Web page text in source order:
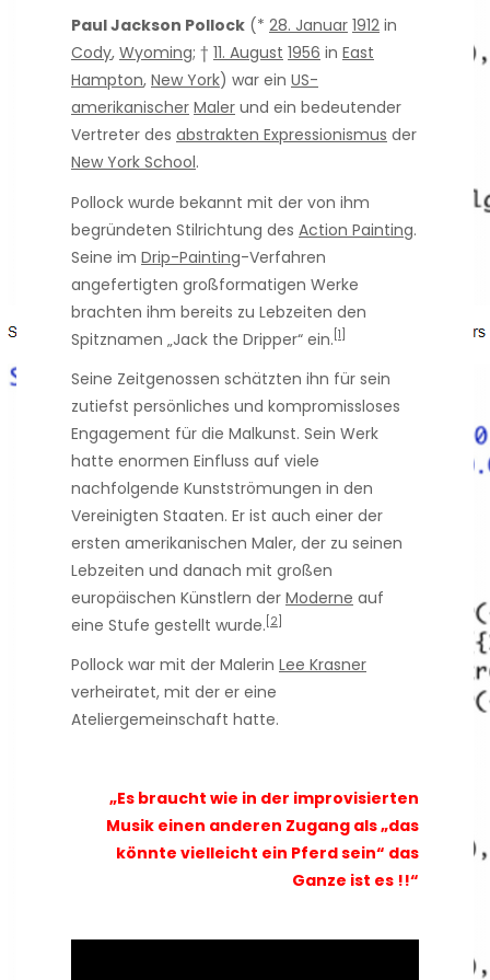
Paul Jackson Pollock (* 28. Januar 1912 in
Cody, Wyoming; † 11. August 1956 in East
Hampton, New York) war ein US-
amerikanischer Maler und ein bedeutender
Vertreter des abstrakten Expressionismus der
New York School.
Pollock wurde bekannt mit der von ihm
begründeten Stilrichtung des Action Painting.
Seine im Drip-Painting-Verfahren
angefertigten großformatigen Werke
brachten ihm bereits zu Lebzeiten den
Spitznamen „Jack the Dripper“ ein. [1]
Seine Zeitgenossen schätzten ihn für sein
zutiefst persönliches und kompromissloses
Engagement für die Malkunst. Sein Werk
hatte enormen Einfluss auf viele
nachfolgende Kunstströmungen in den
Vereinigten Staaten. Er ist auch einer der
ersten amerikanischen Maler, der zu seinen
Lebzeiten und danach mit großen
europäischen Künstlern der Moderne auf
eine Stufe gestellt wurde. [2]
Pollock war mit der Malerin Lee Krasner
verheiratet, mit der er eine
Ateliergemeinschaft hatte.
„Es braucht wie in der improvisierten
Musik einen anderen Zugang als „das
könnte vielleicht ein Pferd sein“ das
Ganze ist es !!“